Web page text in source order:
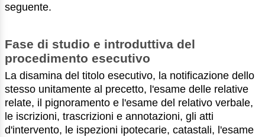
seguente.
Fase di studio e introduttiva del
procedimento esecutivo
La disamina del titolo esecutivo, la notificazione dello
stesso unitamente al precetto, l'esame delle relative
relate, il pignoramento e l'esame del relativo verbale,
le iscrizioni, trascrizioni e annotazioni, gli atti
d'intervento, le ispezioni ipotecarie, catastali, l'esame